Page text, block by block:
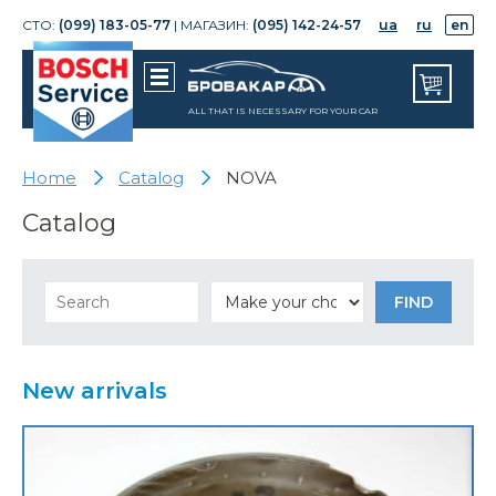
СТО: (099) 183-05-77 | МАГАЗИН: (095) 142-24-57 ua ru en
ALL THAT IS NECESSARY FOR YOUR CAR
Home Catalog NOVA
Catalog
New arrivals
Корпус механизма изменен.
ГРМ 1.8 FSI